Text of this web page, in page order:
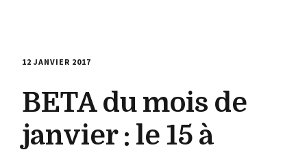
12 JANVIER 2017
BETA du mois de
janvier : le 15 à